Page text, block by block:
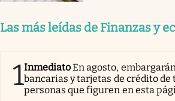
Las más leídas de Finanzas y
1InmediatoEn agosto,
bancarias y tarjetas de crédito de
personas que figuren en esta